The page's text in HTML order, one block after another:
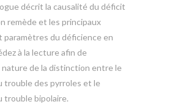
décrit la causalité du déficit
remède et les principaux
paramètres du déficience en
à la lecture afin de
nature de la distinction entre le
trouble des pyrroles et le
trouble bipolaire.